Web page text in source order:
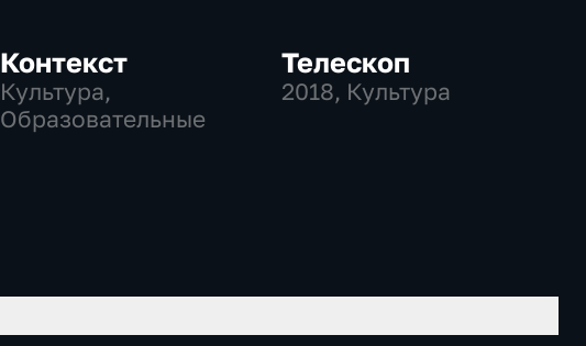
Контекст
Культура,
Образовательные
Телескоп
2018, Культура